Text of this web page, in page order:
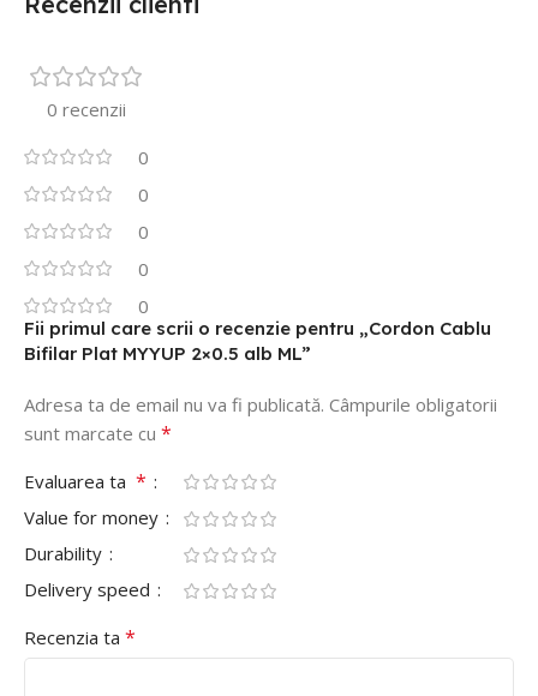
0 recenzii
0
0
0
0
0
Fii primul care scrii o recenzie pentru „Cordon Cablu
Bifilar Plat MYYUP 2×0.5 alb ML”
Adresa ta de email nu va fi publicată. Câmpurile obligatorii
sunt marcate cu *
Evaluarea ta *
Value for money
Durability
Delivery speed
Recenzia ta *